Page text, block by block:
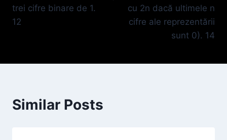
trei cifre binare de 1.
12
cu 2n dacă ultimele n
cifre ale reprezentării
sunt 0). 14
Similar Posts